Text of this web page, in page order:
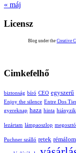
« máj
Licensz
Blog under the Creative
Cimkefelhő
biztonság bíró CEO egyszerű
Enjoy the silence Entre Dos
gyereknap haza hinta hiányzik
lezártam lámpaoszlop megosztó
Puchner szálló retek rémálom